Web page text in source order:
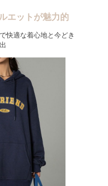
エットが魅力的
快適な着心地と今どき